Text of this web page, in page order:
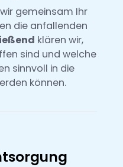
gemeinsam Ihr
die anfallenden
klären wir,
sind und welche
sinnvoll in die
können.